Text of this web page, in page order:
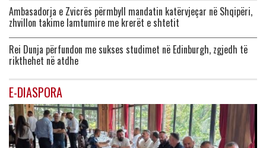
Ambasadorja e Zvicrës përmbyll mandatin katërvjeçar në Shqipëri,
zhvillon takime lamtumire me krerët e shtetit
Rei Dunja përfundon me sukses studimet në Edinburgh, zgjedh të
rikthehet në atdhe
E-DIASPORA